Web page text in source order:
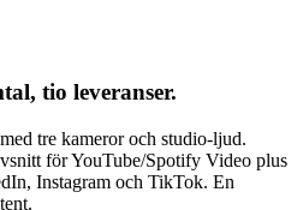
tio leveranser.
tre kameror och studio-ljud.
för YouTube/Spotify Video plus
Instagram och TikTok. En